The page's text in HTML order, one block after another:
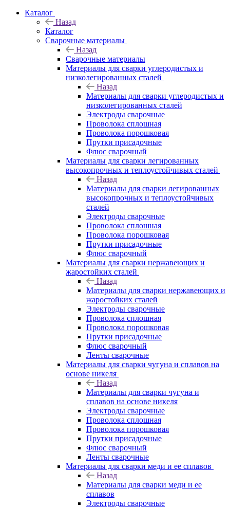
Каталог
Назад
Каталог
Сварочные материалы
Назад
Сварочные материалы
Материалы для сварки углеродистых и
низколегированных сталей
Назад
Материалы для сварки углеродистых и
низколегированных сталей
Электроды сварочные
Проволока сплошная
Проволока порошковая
Прутки присадочные
Флюс сварочный
Материалы для сварки легированных
высокопрочных и теплоустойчивых сталей
Назад
Материалы для сварки легированных
высокопрочных и теплоустойчивых
сталей
Электроды сварочные
Проволока сплошная
Проволока порошковая
Прутки присадочные
Флюс сварочный
Материалы для сварки нержавеющих и
жаростойких сталей
Назад
Материалы для сварки нержавеющих и
жаростойких сталей
Электроды сварочные
Проволока сплошная
Проволока порошковая
Прутки присадочные
Флюс сварочный
Ленты сварочные
Материалы для сварки чугуна и сплавов на
основе никеля
Назад
Материалы для сварки чугуна и
сплавов на основе никеля
Электроды сварочные
Проволока сплошная
Проволока порошковая
Прутки присадочные
Флюс сварочный
Ленты сварочные
Материалы для сварки меди и ее сплавов
Назад
Материалы для сварки меди и ее
сплавов
Электроды сварочные